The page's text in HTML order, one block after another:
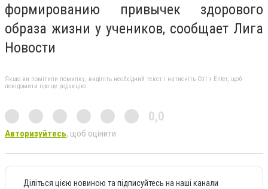
формированию привычек здорового
образа жизни у учеников, сообщает Лига
Новости
Якщо ви помітили помилку, виділіть необхідний текст і натисніть Ctrl + Enter, щоб
повідомити про це редакцію
0,0
Авторизуйтесь, щоб оцінити
Діліться цією новиною та підписуйтесь на наші канали